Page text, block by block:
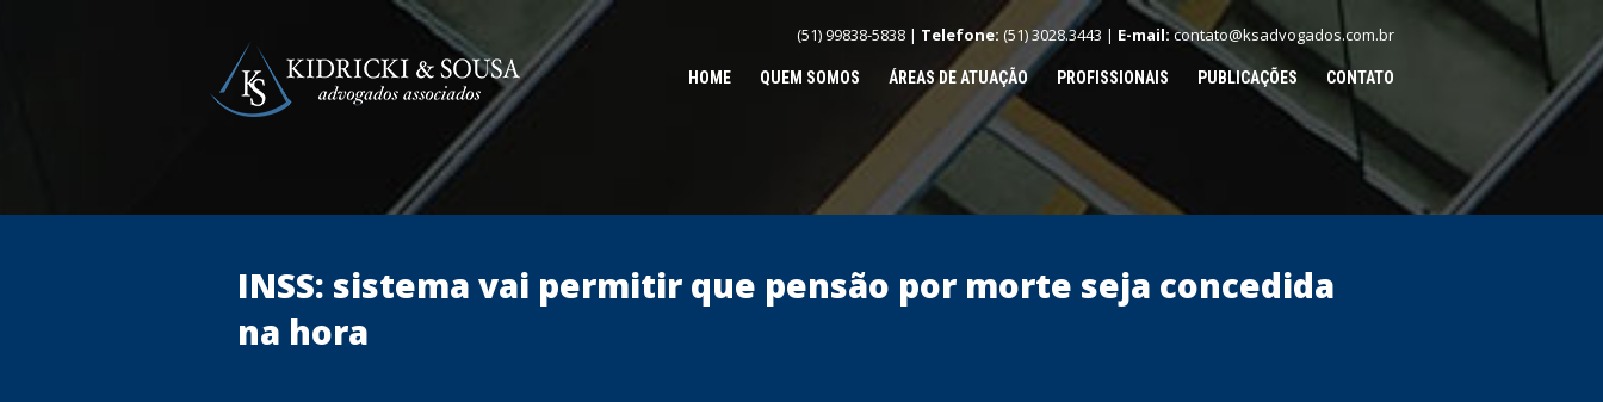
(51) 99838-5838 | Telefone: (51) 3028.3443 | E-mail:contato@ksadvogados.com.br
HOME QUEM SOMOS ÁREAS DE ATUAÇÃO PROFISSIONAIS PUBLICAÇÕES CONTATO
INSS: sistema vai permitir que pensão por morte seja concedida
na hora